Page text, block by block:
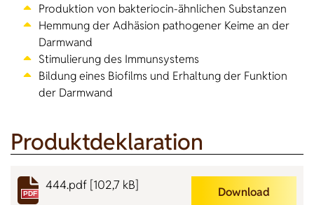
Produktion von bakteriocin-ähnlichen Substanzen
Hemmung der Adhäsion pathogener Keime an der
Darmwand
Stimulierung des Immunsystems
Bildung eines Biofilms und Erhaltung der Funktion
der Darmwand
Produktdeklaration
PDF
444.pdf [102,7 kB] Download